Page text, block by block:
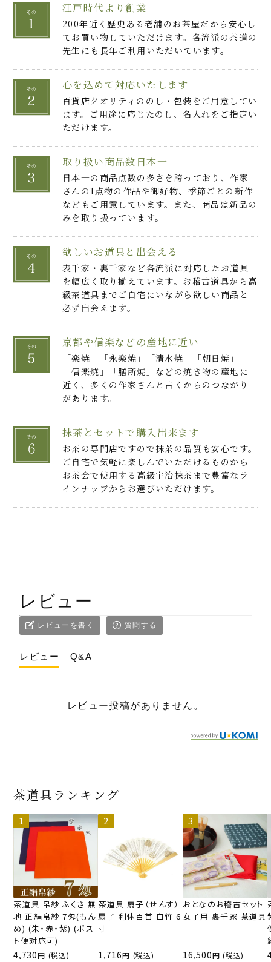
江戸時代より創業
200年近く歴史ある老舗のお茶屋だから安心し
てお買い物していただけます。各流派の茶道の
先生にも長年ご利用いただいています。
心を込めて対応いたします
百貨店クオリティののし・包装をご用意してい
ます。ご用途に応じたのし、名入れをご指定い
ただけます。
取り扱い商品数日本一
日本一の商品点数の多さを誇っており、作家
さんの1点物の作品や御好物、季節ごとの新作
などもご用意しています。また、商品は新品の
みを取り扱っています。
欲しいお道具と出会える
表千家・裏千家など各流派に対応したお道具
を幅広く取り揃えています。お稽古道具から高
級茶道具までご自宅にいながら欲しい商品と
必ず出会えます。
京都や信楽などの産地に近い
「楽焼」「永楽焼」「清水焼」「朝日焼」
「信楽焼」「膳所焼」などの焼き物の産地に
近く、多くの作家さんと古くからのつながり
があります。
抹茶とセットで購入出来ます
お茶の専門店ですので抹茶の品質も安心です。
ご自宅で気軽に楽しんでいただけるものから
お茶会で使用する高級宇治抹茶まで豊富なラ
インナップからお選びいただけます。
レビュー
レビューを書く 質問する
レビュー Q&A
レビュー投稿がありません。
茶道具ランキング
茶道具 帛紗 ふくさ 無
地 正絹帛紗 7匁(もん
め) (朱・赤・紫) (ポス
ト便対応可)
4,730 (税込)
茶道具 扇子（せんす）
扇子 利休百首 白竹 6
寸
1,716 (税込)
おとなのお稽古セット
女子用 裏千家 茶道具
16,500 (税込)